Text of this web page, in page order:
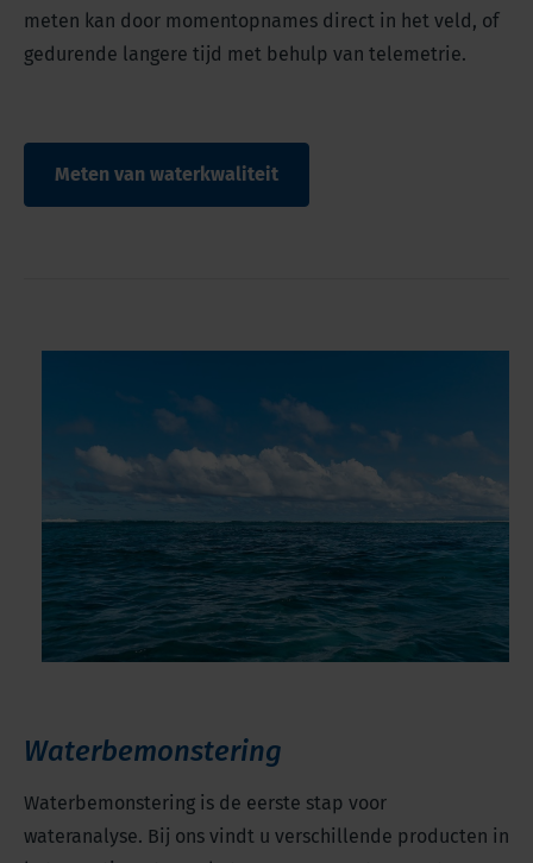
meten kan door momentopnames direct in het veld, of
gedurende langere tijd met behulp van telemetrie.
Meten van waterkwaliteit
Waterbemonstering
Waterbemonstering is de eerste stap voor
wateranalyse. Bij ons vindt u verschillende producten in